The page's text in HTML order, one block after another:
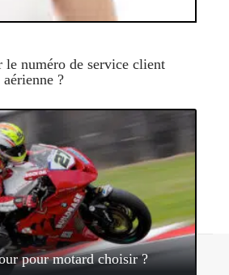
le numéro de service client
?
pour motard choisir ?
Mentions légales Sitemap